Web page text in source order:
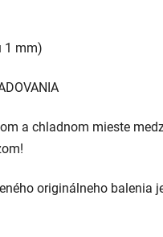
1 mm)
a chladnom mieste
originálneho balenia